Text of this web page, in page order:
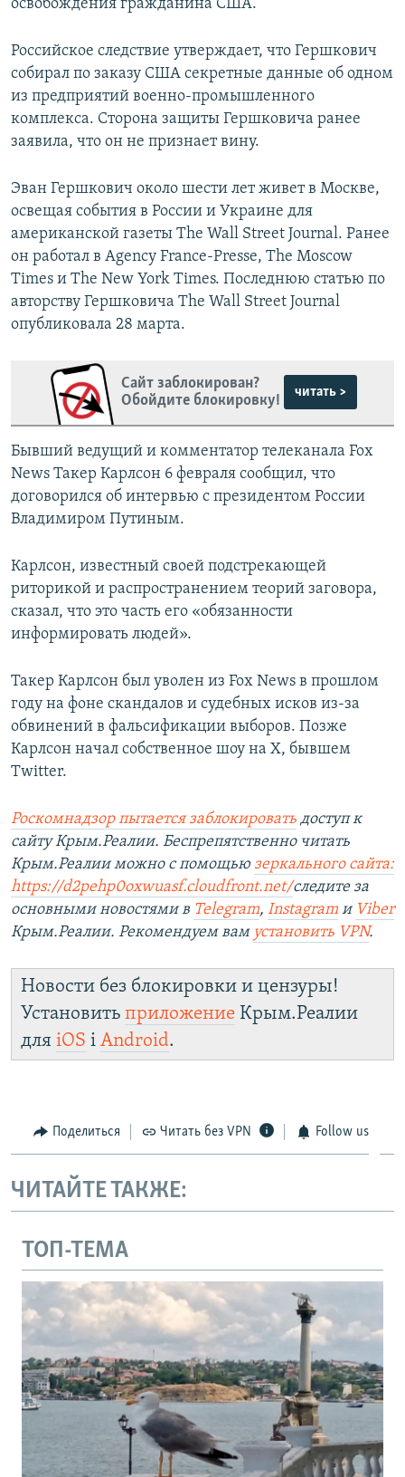
освобождения гражданина США.
Российское следствие утверждает, что Гершкович
собирал по заказу США секретные данные об одном
из предприятий военно-промышленного
комплекса. Сторона защиты Гершковича ранее
заявила, что он не признает вину.
Эван Гершкович около шести лет живет в Москве,
освещая события в России и Украине для
американской газеты The Wall Street Journal. Ранее
он работал в Agency France-Presse, The Moscow
Times и The New York Times. Последнюю статью по
авторству Гершковича The Wall Street Journal
опубликовала 28 марта.
Сайт заблокирован?
Обойдите блокировку!
читать >
Бывший ведущий и комментатор телеканала Fox
News Такер Карлсон 6 февраля сообщил, что
договорился об интервью с президентом России
Владимиром Путиным.
Карлсон, известный своей подстрекающей
риторикой и распространением теорий заговора,
сказал, что это часть его «обязанности
информировать людей».
Такер Карлсон был уволен из Fox News в прошлом
году на фоне скандалов и судебных исков из-за
обвинений в фальсификации выборов. Позже
Карлсон начал собственное шоу на X, бывшем
Twitter.
Роскомнадзор пытается заблокировать доступ к
сайту Крым.Реалии. Беспрепятственно читать
Крым.Реалии можно с помощью зеркального сайта:
https://d2pehp0oxwuasf.cloudfront.net/следите за
основными новостями в Telegram, Instagram и Viber
Крым.Реалии. Рекомендуем вам установить VPN.
Новости без блокировки и цензуры!
Установить приложение Крым.Реалии
для iOS і Android.
Поделиться Читать без VPN Follow us
ЧИТАЙТЕ ТАКЖЕ:
ТОП-ТЕМА